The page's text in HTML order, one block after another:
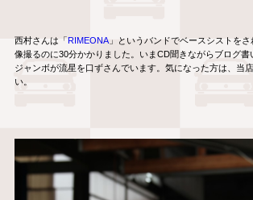
西村さんは「 RIMEONA」というバンドでベースシストを
像撮るのに30分かかりました。いまCD聞きながらブログ
ジャンボが流星を口ずさんでいます。気になった方は、当
い。